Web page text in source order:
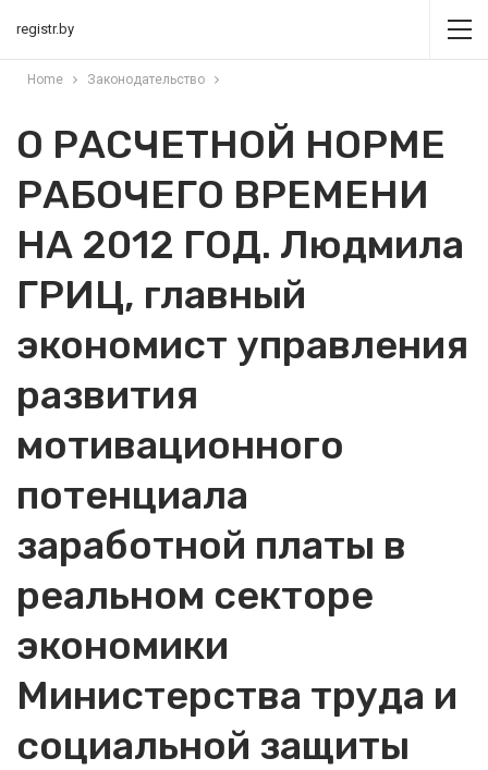
registr.by
Home Законодательство
О РАСЧЕТНОЙ НОРМЕ
РАБОЧЕГО ВРЕМЕНИ
НА 2012 ГОД. Людмила
ГРИЦ, главный
экономист управления
развития
мотивационного
потенциала
заработной платы в
реальном секторе
экономики
Министерства труда и
социальной защиты